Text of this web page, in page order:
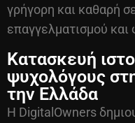
γρήγορη και καθαρή
επαγγελματισμού και
Κατασκευή
ψυχολόγους
την Ελλάδα
Η DigitalOwners